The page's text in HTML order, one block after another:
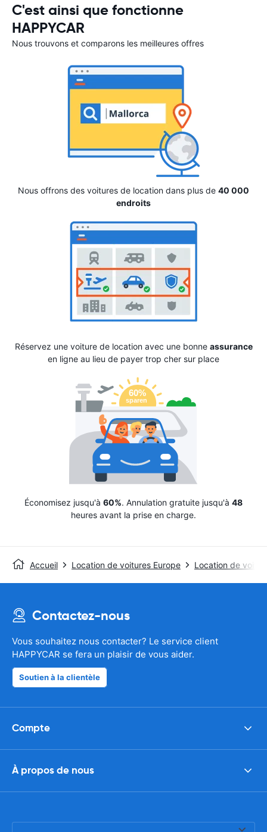
C'est ainsi que fonctionne
HAPPYCAR
Nous trouvons et comparons les meilleures offres
Nous offrons des voitures de location dans plus de 40 000
endroits
Réservez une voiture de location avec une bonne assurance
en ligne au lieu de payer trop cher sur place
Économisez jusqu'à 60%. Annulation gratuite jusqu'à 48
heures avant la prise en charge.
Accueil Location de voitures Europe Location de
Contactez-nous
Vous souhaitez nous contacter? Le service client
HAPPYCAR se fera un plaisir de vous aider.
Soutien à la clientèle
Compte
À propos de nous